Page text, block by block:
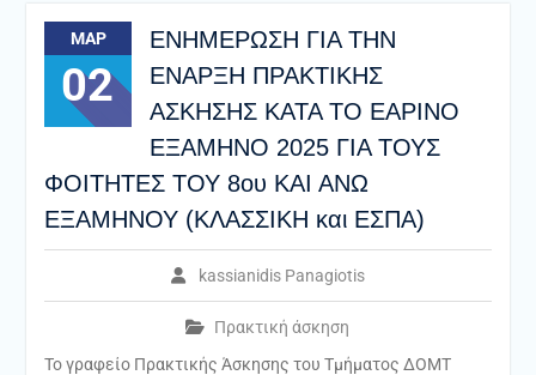
ΜΑΡ
02
ΕΝΗΜΕΡΩΣΗ ΓΙΑ ΤΗΝ
ΕΝΑΡΞΗ ΠΡΑΚΤΙΚΗΣ
ΑΣΚΗΣΗΣ ΚΑΤΑ ΤΟ ΕΑΡΙΝΟ
ΕΞΑΜΗΝΟ 2025 ΓΙΑ ΤΟΥΣ
ΦΟΙΤΗΤΕΣ ΤΟΥ 8ου ΚΑΙ ΑΝΩ
ΕΞΑΜΗΝΟΥ (ΚΛΑΣΣΙΚΗ και ΕΣΠΑ)
kassianidis Panagiotis
Πρακτική άσκηση
Το γραφείο Πρακτικής Άσκησης του Τμήματος ΔΟΜΤ